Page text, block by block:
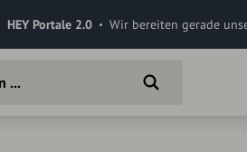
HEY Portale 2.0 Wir bereiten gerade